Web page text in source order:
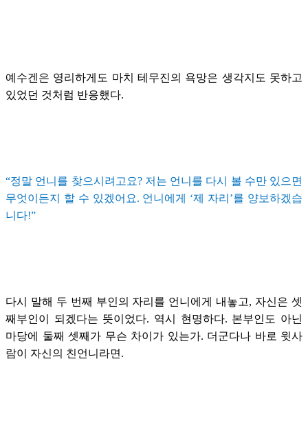
예수겐은 영리하게도 마치 테무진의 욕망은 생각지도 못하고
있었던 것처럼 반응했다.
“정말 언니를 찾으시려고요? 저는 언니를 다시 볼 수만 있으면
무엇이든지 할 수 있겠어요. 언니에게 ‘제 자리’를 양보하겠습
니다!”
다시 말해 두 번째 부인의 자리를 언니에게 내놓고, 자신은 셋
째부인이 되겠다는 뜻이었다. 역시 현명하다. 본부인도 아닌
마당에 둘째 셋째가 무슨 차이가 있는가. 더군다나 바로 윗사
람이 자신의 친언니라면.